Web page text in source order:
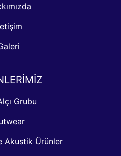
Grubu
Akustik Ürünler